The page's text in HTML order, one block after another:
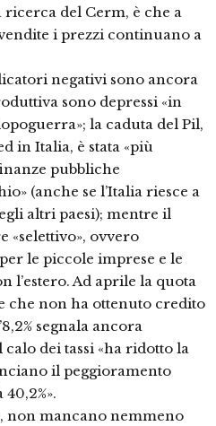
ricerca del Cerm, è che a
i prezzi continuano a
negativi sono ancora
sono depressi «in
la caduta del Pil,
in Italia, è stata «più
pubbliche
(anche se l’Italia riesce a
altri paesi); mentre il
«selettivo», ovvero
le piccole imprese e le
l’estero. Ad aprile la quota
che non ha ottenuto credito
segnala ancora
dei tassi «ha ridotto la
il peggioramento
non mancano nemmeno